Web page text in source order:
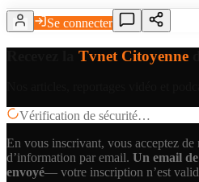
Se connecter
Tvnet Citoyenne
Vérification de sécurité…
En vous inscrivant, vous acceptez de
d’information par email. Un email
envoyé— votre inscription n’est